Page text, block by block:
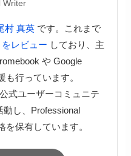
Writer
村 真英です。これまで
レビュー しており、主
や Google
行っています。
式ユーザーコミュニテ
動し、Professional
を保有しています。